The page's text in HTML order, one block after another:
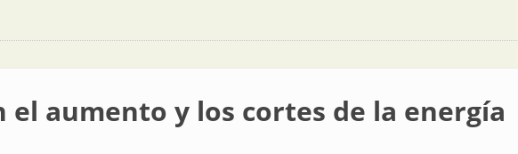
el aumento y los cortes de la energía